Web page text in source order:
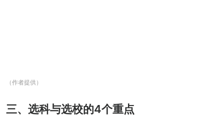
（作者提供）
三、选科与选校的4个重点